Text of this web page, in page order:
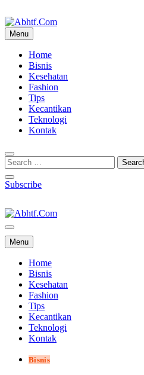
to
content
Menu
Home
Bisnis
Kesehatan
Fashion
Tips
Kecantikan
Teknologi
Kontak
Subscribe
Abhtf.Com
Menu
Home
Bisnis
Kesehatan
Fashion
Tips
Kecantikan
Teknologi
Kontak
Bisnis